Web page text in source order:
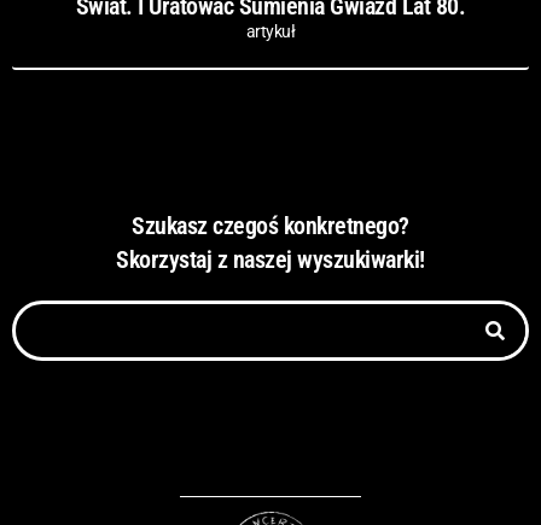
Świat. I Uratować Sumienia Gwiazd Lat 80.
artykuł
Szukasz czegoś konkretnego?
Skorzystaj z naszej wyszukiwarki!
Szukaj